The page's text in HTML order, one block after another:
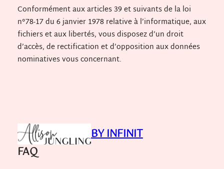
Conformément aux articles 39 et suivants de la loi
n°78-17 du 6 janvier 1978 relative à l’informatique, aux
fichiers et aux libertés, vous disposez d’un droit
d’accès, de rectification et d’opposition aux données
nominatives vous concernant.
BY INFINIT
FAQ